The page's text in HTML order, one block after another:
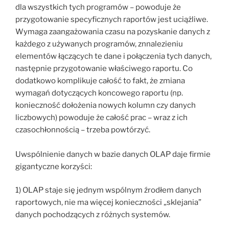
dla wszystkich tych programów – powoduje że
przygotowanie specyficznych raportów jest uciążliwe.
Wymaga zaangażowania czasu na pozyskanie danych z
każdego z używanych programów, znnalezieniu
elementów łączących te dane i połączenia tych danych,
następnie przygotowanie właściwego raportu. Co
dodatkowo komplikuje całość to fakt, że zmiana
wymagań dotyczących koncowego raportu (np.
konieczność dołożenia nowych kolumn czy danych
liczbowych) powoduje że całość prac – wraz z ich
czasochłonnością – trzeba powtórzyć.
Uwspólnienie danych w bazie danych OLAP daje firmie
gigantyczne korzyści:
1) OLAP staje się jednym wspólnym źrodłem danych
raportowych, nie ma więcej konieczności „sklejania”
danych pochodzących z różnych systemów.